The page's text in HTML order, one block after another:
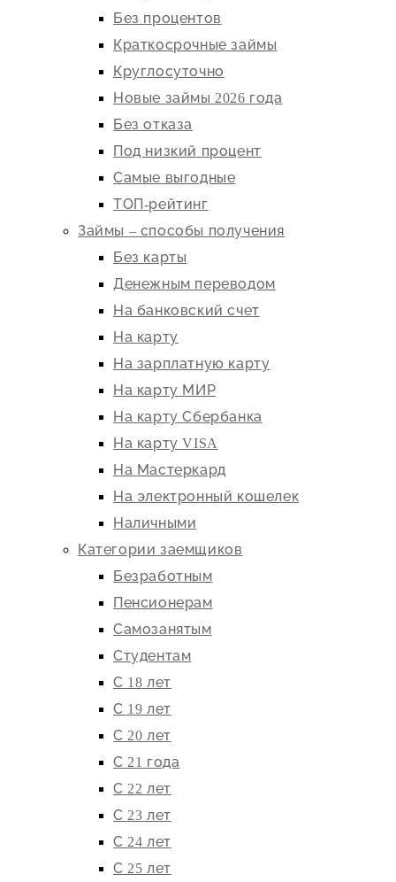
Без процентов
Краткосрочные займы
Круглосуточно
Новые займы 2026 года
Без отказа
Под низкий процент
Самые выгодные
ТОП-рейтинг
Займы – способы получения
Без карты
Денежным переводом
На банковский счет
На карту
На зарплатную карту
На карту МИР
На карту Сбербанка
На карту VISA
На Мастеркард
На электронный кошелек
Наличными
Категории заемщиков
Безработным
Пенсионерам
Самозанятым
Студентам
С 18 лет
С 19 лет
С 20 лет
С 21 года
С 22 лет
С 23 лет
С 24 лет
С 25 лет